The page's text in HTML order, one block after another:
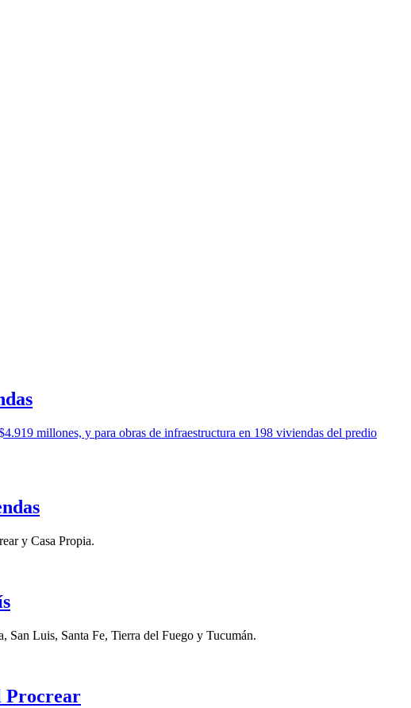
millones, y para obras de infraestructura en 198 viviendas del predio
y Casa Propia.
San Luis, Santa Fe, Tierra del Fuego y Tucumán.
Procrear